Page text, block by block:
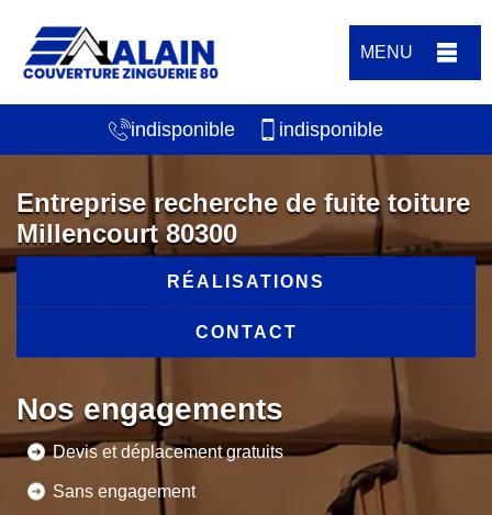
MENU
indisponible indisponible
Entreprise recherche de fuite toiture
Millencourt 80300
RÉALISATIONS
CONTACT
Nos engagements
Devis et déplacement gratuits
Sans engagement